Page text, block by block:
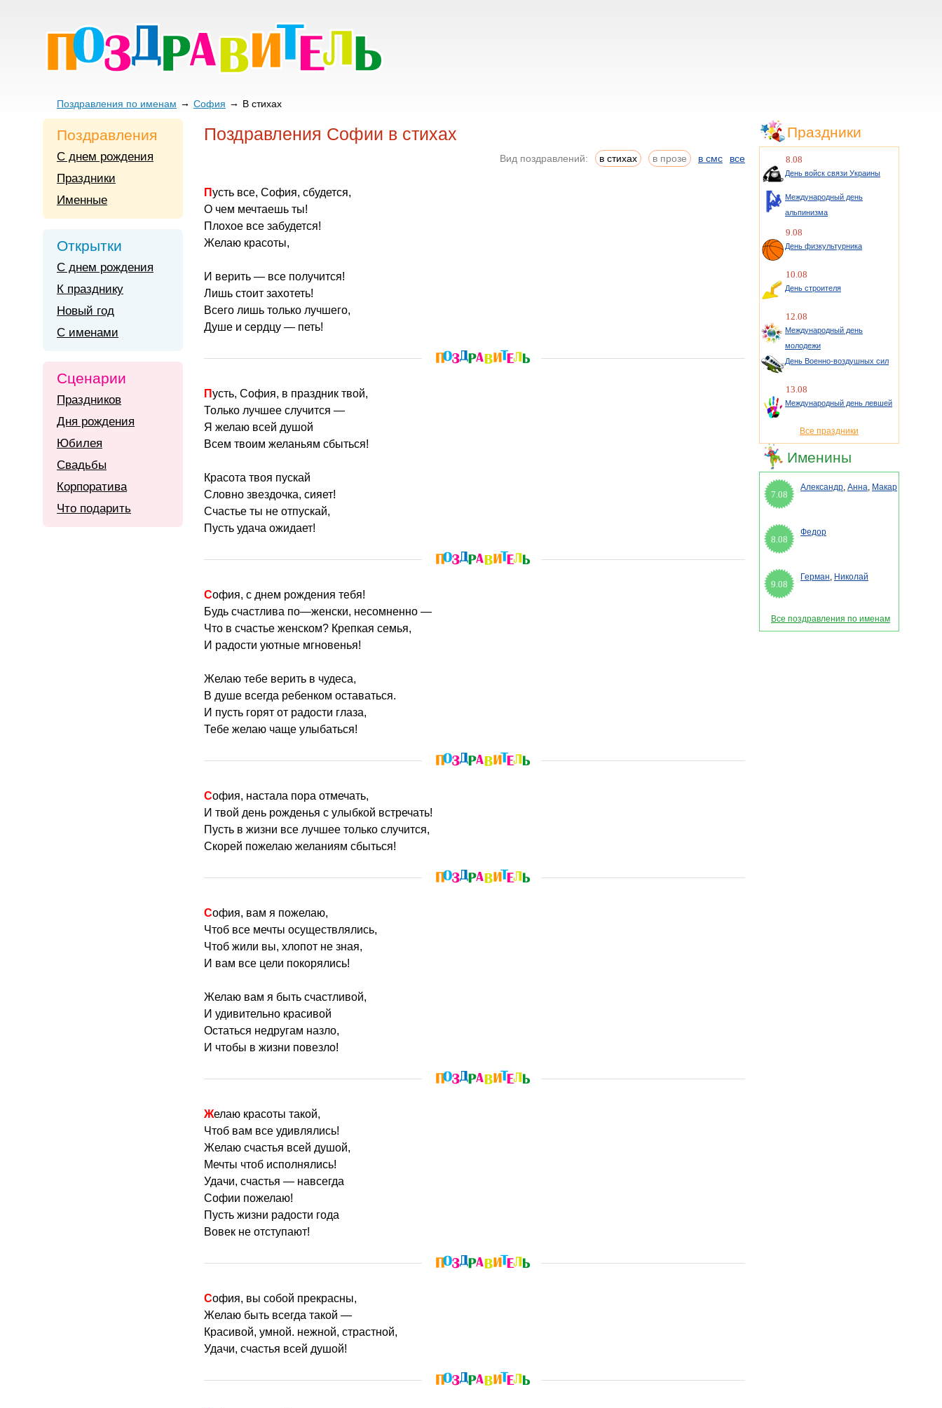
Поздравления по именам София В стихах
Поздравления Софии в стихах
Вид поздравлений: в стихах в прозе в смс все
Пусть все, София, сбудется,
О чем мечтаешь ты!
Плохое все забудется!
Желаю красоты,
И верить — все получится!
Лишь стоит захотеть!
Всего лишь только лучшего,
Душе и сердцу — петь!
Пусть, София, в праздник твой,
Только лучшее случится —
Я желаю всей душой
Всем твоим желаньям сбыться!
Красота твоя пускай
Словно звездочка, сияет!
Счастье ты не отпускай,
Пусть удача ожидает!
София, с днем рождения тебя!
Будь счастлива по—женски, несомненно —
Что в счастье женском? Крепкая семья,
И радости уютные мгновенья!
Желаю тебе верить в чудеса,
В душе всегда ребенком оставаться.
И пусть горят от радости глаза,
Тебе желаю чаще улыбаться!
София, настала пора отмечать,
И твой день рожденья с улыбкой встречать!
Пусть в жизни все лучшее только случится,
Скорей пожелаю желаниям сбыться!
София, вам я пожелаю,
Чтоб все мечты осуществлялись,
Чтоб жили вы, хлопот не зная,
И вам все цели покорялись!
Желаю вам я быть счастливой,
И удивительно красивой
Остаться недругам назло,
И чтобы в жизни повезло!
Желаю красоты такой,
Чтоб вам все удивлялись!
Желаю счастья всей душой,
Мечты чтоб исполнялись!
Удачи, счастья — навсегда
Софии пожелаю!
Пусть жизни радости года
Вовек не отступают!
София, вы собой прекрасны,
Желаю быть всегда такой —
Красивой, умной. нежной, страстной,
Удачи, счастья всей душой!
Поздравления
С днем рождения
Праздники
Именные
Открытки
С днем рождения
К празднику
Новый год
С именами
Сценарии
Праздников
Дня рождения
Юбилея
Свадьбы
Корпоратива
Что подарить
Праздники
8.08
День войск связи Украины
Международный день
альпинизма
9.08
День физкультурника
10.08
День строителя
12.08
Международный день
молодежи
День Военно-воздушных сил
13.08
Международный день левшей
Все праздники
Именины
7.08
Александр, Анна, Макар
8.08
Федор
9.08
Герман, Николай
Все поздравления по именам